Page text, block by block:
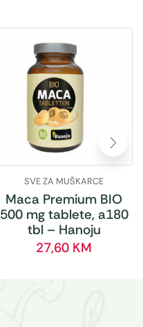
SVE ZA MUŠKARCE
Maca Premium BIO
500 mg tablete, a180
tbl – Hanoju
27,60 KM